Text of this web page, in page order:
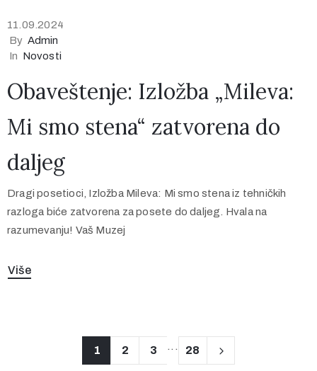
11.09.2024
By Admin
In Novosti
Obaveštenje: Izložba „Mileva:
Mi smo stena“ zatvorena do
daljeg
Dragi posetioci, Izložba Mileva: Mi smo stena iz tehničkih
razloga biće zatvorena za posete do daljeg. Hvala na
razumevanju! Vaš Muzej
Više
1 2 3 ... 28